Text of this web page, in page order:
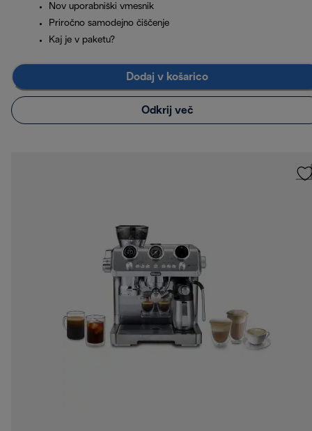
Nov uporabniški vmesnik
Priročno samodejno čiščenje
Kaj je v paketu?
Dodaj v košarico
Odkrij več